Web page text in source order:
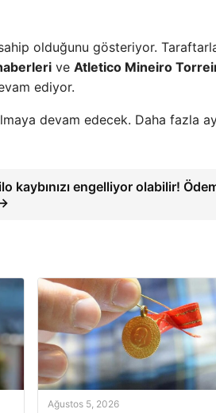
olduğunu gösteriyor.
ve Atletico Mineiro
ediyor.
devam edecek. Daha fazla
kaybınızı engelliyor olabilir!
Ağustos 5, 2026